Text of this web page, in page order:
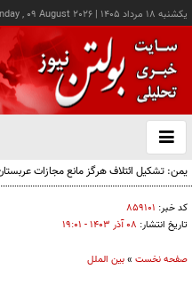
يکشنبه ۱۸ مرداد ۱۴۰۵ |
, 09 August 2026
باز
و
یمن: تشکیل ائتلاف هرگز مانع مجازات
کد خبر: ۸۵۹۱۰۱
تاریخ انتشار: ۰۸ آذر ۱۴۰۳ - ۱۹:۰۱
صفحه نخست »بین الملل